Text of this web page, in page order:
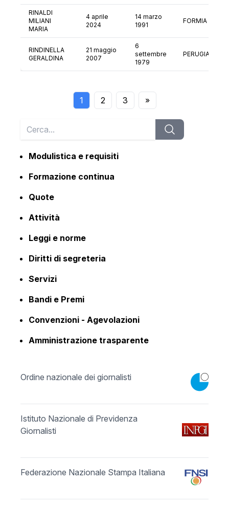
Modulistica e requisiti
Formazione continua
Quote
Attività
Leggi e norme
Diritti di segreteria
Servizi
Bandi e Premi
Convenzioni - Agevolazioni
Amministrazione trasparente
Ordine nazionale dei giornalisti
Istituto Nazionale di Previdenza
Giornalisti
Federazione Nazionale Stampa Italiana
RINALDI
MILIANI
MARIA
4 aprile
2024
14 marzo
1991
FORMIA
RINDINELLA
GERALDINA
21 maggio
2007
6
settembre
1979
PERUGIA
1 2 3 »